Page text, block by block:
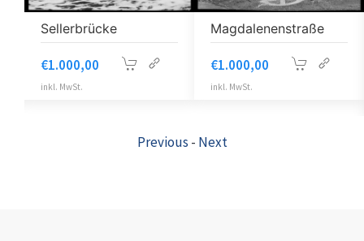
Sellerbrücke
€1.000,00
inkl. MwSt.
Magdalenenstraße
€1.000,00
inkl. MwSt.
Previous - Next